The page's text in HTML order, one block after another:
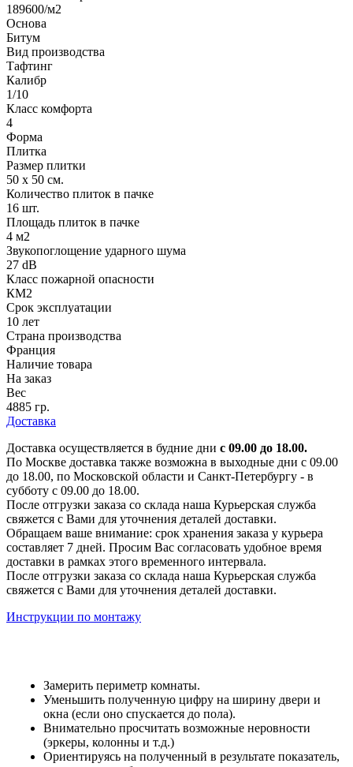
189600/м2
Основа
Битум
Вид производства
Тафтинг
Калибр
1/10
Класс комфорта
4
Форма
Плитка
Размер плитки
50 х 50 см.
Количество плиток в пачке
16 шт.
Площадь плиток в пачке
4 м2
Звукопоглощение ударного шума
27 dB
Класс пожарной опасности
КМ2
Срок эксплуатации
10 лет
Страна производства
Франция
Наличие товара
На заказ
Вес
4885 гр.
Доставка
Доставка осуществляется в будние дни с 09.00 до 18.00.
По Москве доставка также возможна в выходные дни с 09.00
до 18.00, по Московской области и Санкт-Петербургу - в
субботу с 09.00 до 18.00.
После отгрузки заказа со склада наша Курьерская служба
свяжется с Вами для уточнения деталей доставки.
Обращаем ваше внимание: срок хранения заказа у курьера
составляет 7 дней. Просим Вас согласовать удобное время
доставки в рамках этого временного интервала.
После отгрузки заказа со склада наша Курьерская служба
свяжется с Вами для уточнения деталей доставки.
Инструкции по монтажу
Замерить периметр комнаты.
Уменьшить полученную цифру на ширину двери и
окна (если оно спускается до пола).
Внимательно просчитать возможные неровности
(эркеры, колонны и т.д.)
Ориентируясь на полученный в результате показатель,